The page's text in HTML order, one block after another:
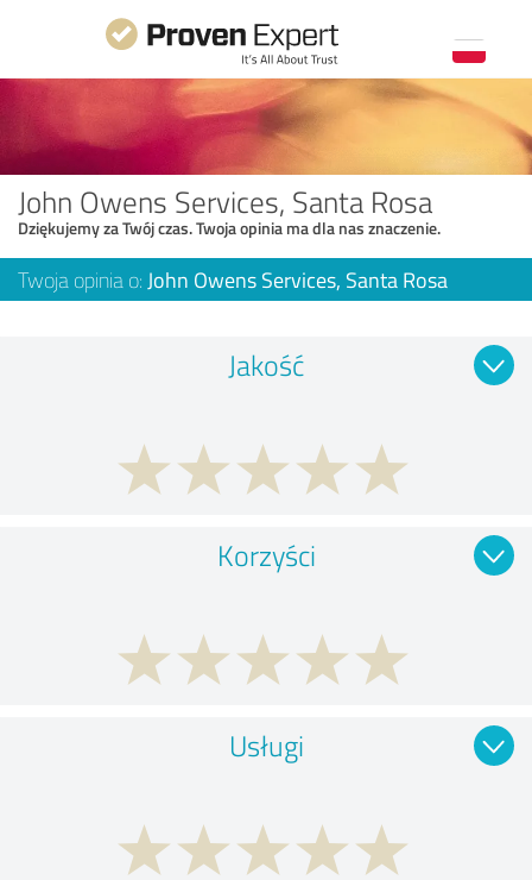
John Owens Services, Santa Rosa
Dziękujemy za Twój czas. Twoja opinia ma dla nas znaczenie.
Twoja opinia o: John Owens Services, Santa Rosa
Jakość
Korzyści
Usługi